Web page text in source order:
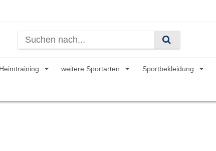
Heimtraining weitere Sportarten Sportbekleidung